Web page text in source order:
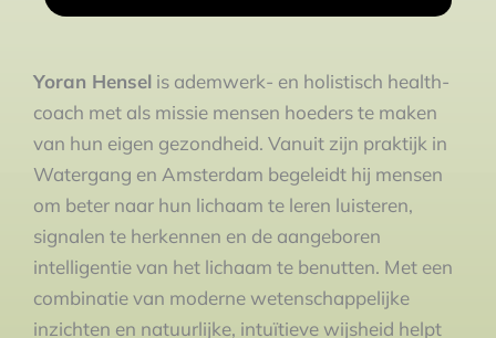
Yoran Hensel is ademwerk- en holistisch health-
coach met als missie mensen hoeders te maken
van hun eigen gezondheid. Vanuit zijn praktijk in
Watergang en Amsterdam begeleidt hij mensen
om beter naar hun lichaam te leren luisteren,
signalen te herkennen en de aangeboren
intelligentie van het lichaam te benutten. Met een
combinatie van moderne wetenschappelijke
inzichten en natuurlijke, intuïtieve wijsheid helpt